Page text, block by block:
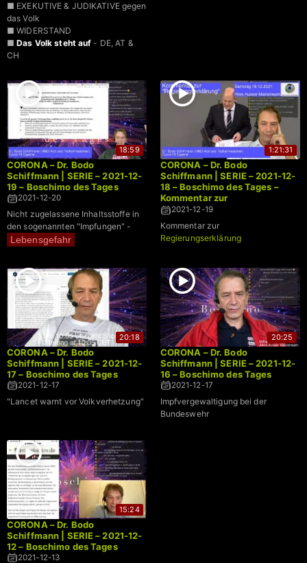
■ EXEKUTIVE & JUDIKATIVE gegen
das Volk
■ WIDERSTAND
■Das Volk steht auf - DE, AT &
CH
18:59
CORONA – Dr. Bodo
Schiffmann | SERIE – 2021-12-
19 – Boschimo des Tages
2021-12-20
Nicht zugelassene Inhaltsstoffe in
den sogenannten "Impfungen" -
Lebensgefahr
1:21:31
CORONA – Dr. Bodo
Schiffmann | SERIE – 2021-12-
18 – Boschimo des Tages –
Kommentar zur
Regierungserklärung
2021-12-19
Kommentar zur
Regierungserklärung
20:18
CORONA – Dr. Bodo
Schiffmann | SERIE – 2021-12-
17 – Boschimo des Tages
2021-12-17
"Lancet warnt vor Volkverhetzung"
20:25
CORONA – Dr. Bodo
Schiffmann | SERIE – 2021-12-
16 – Boschimo des Tages
2021-12-17
Impfvergewaltigung bei der
Bundeswehr
15:24
CORONA – Dr. Bodo
Schiffmann | SERIE – 2021-12-
12 – Boschimo des Tages
2021-12-13